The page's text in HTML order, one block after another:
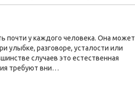
почти у каждого человека. Она может
улыбке, разговоре, усталости или
случаев это естественная
требуют вни…